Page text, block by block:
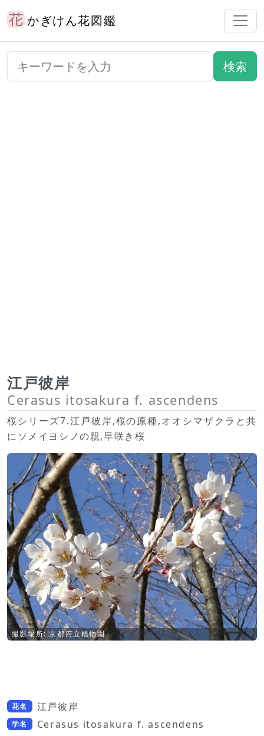
かぎけん花図鑑
江戸彼岸
Cerasus itosakura f. ascendens
桜シリーズ7.江戸彼岸,桜の原種,オオシマザクラと共
にソメイヨシノの親,早咲き桜
撮影場所: 京都府立植物園
花名 江戸彼岸
学名 Cerasus itosakura f. ascendens